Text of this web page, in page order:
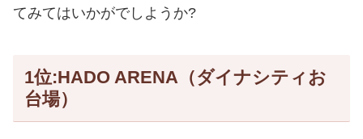
てみてはいかがでしようか?
1位:HADO ARENA（ダイナシティお
台場）